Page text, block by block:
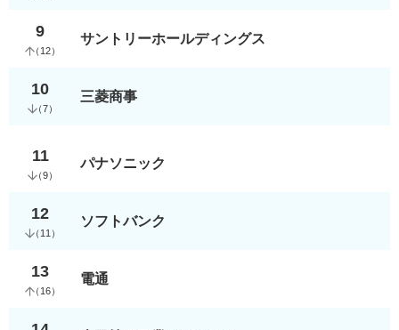
9
（12）
サントリーホールディングス
10
（7）
三菱商事
11
（9）
パナソニック
12
（11）
ソフトバンク
13
（16）
電通